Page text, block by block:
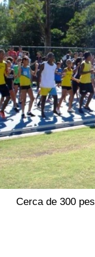
Cerca de 300